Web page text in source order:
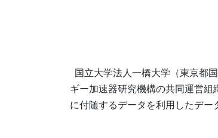
国立大学法人一橋大学（東京都
ギー加速器研究機構の共同運営
に付随するデータを利用したデ